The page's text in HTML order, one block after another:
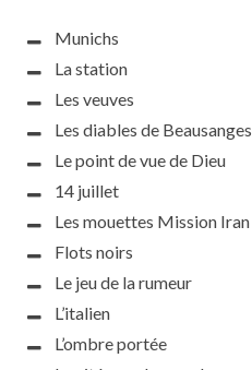
Munichs
La station
Les veuves
Les diables de Beausanges
Le point de vue de Dieu
14 juillet
Les mouettes Mission Iran
Flots noirs
Le jeu de la rumeur
L’italien
L’ombre portée